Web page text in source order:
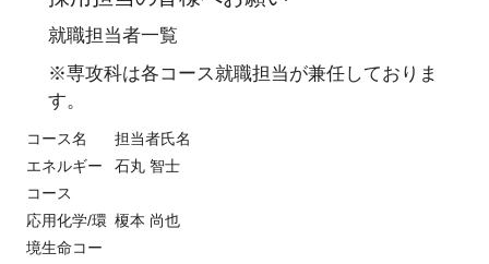
就職担当者一覧
※専攻科は各コース就職担当が兼任しておりま
す。
コース名
担当者氏名
エネルギー
コース
石丸 智士
応用化学/環
境生命コー
榎本 尚也